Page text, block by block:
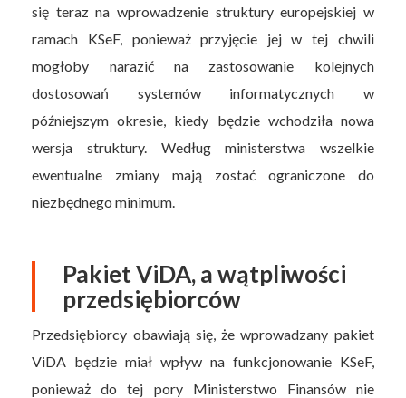
się teraz na wprowadzenie struktury europejskiej w
ramach KSeF, ponieważ przyjęcie jej w tej chwili
mogłoby narazić na zastosowanie kolejnych
dostosowań systemów informatycznych w
późniejszym okresie, kiedy będzie wchodziła nowa
wersja struktury. Według ministerstwa wszelkie
ewentualne zmiany mają zostać ograniczone do
niezbędnego minimum.
Pakiet ViDA, a wątpliwości
przedsiębiorców
Przedsiębiorcy obawiają się, że wprowadzany pakiet
ViDA będzie miał wpływ na funkcjonowanie KSeF,
ponieważ do tej pory Ministerstwo Finansów nie